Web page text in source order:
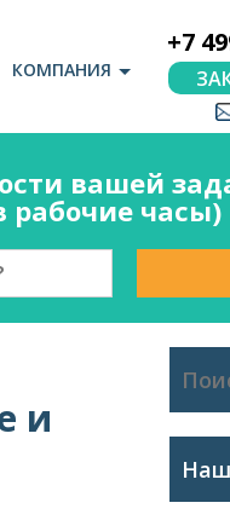
КОМПАНИЯ
+7
вашей
рабочие часы)
и